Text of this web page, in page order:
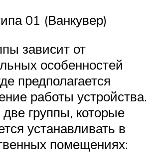
01 (Ванкувер)
зависит от
особенностей
предполагается
работы устройства.
группы, которые
устанавливать в
помещениях: